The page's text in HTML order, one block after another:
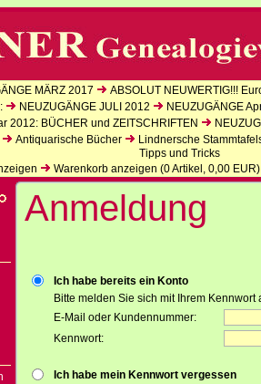
MÄRZ 2017
ABSOLUT NEUWERTIG!!!
NEUZUGÄNGE JULI 2012
NEUZUGÄNGE
2012: BÜCHER und ZEITSCHRIFTEN
Antiquarische Bücher
Lindnersche
Tipps und Tricks
Warenkorb anzeigen (0Artikel, 0,00 EUR)
Anmeldung
Ich habe bereits ein Konto
Bitte melden Sie sich mit Ihrem Kennwort
E-Mail oder Kundennummer:
Kennwort:
Ich habe mein Kennwort vergessen